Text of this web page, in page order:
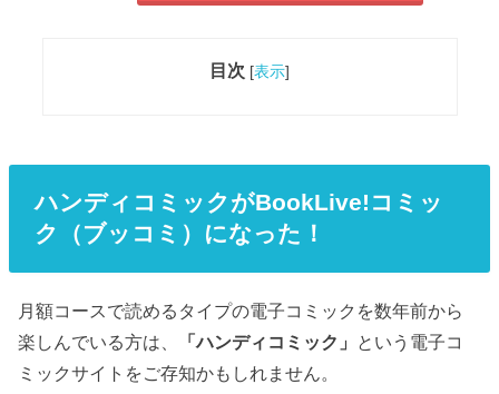
目次 [表示]
ハンディコミックがBookLive!コミッ
ク（ブッコミ）になった！
月額コースで読めるタイプの電子コミックを数年前から
楽しんでいる方は、
「ハンディコミック」 という電子コ
ミックサイトをご存知かもしれません。